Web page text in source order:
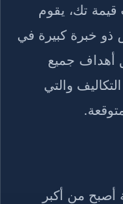
تك، يقوم
ذو خبرة كبيرة في
أهداف جميع
والتي
من أكبر